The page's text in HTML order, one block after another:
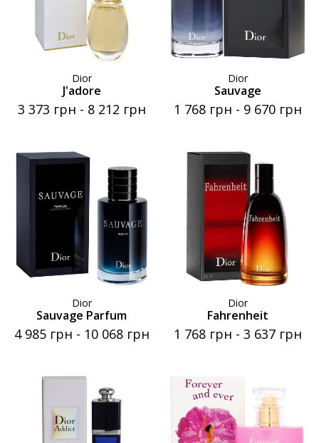
Dior
J'adore
3 373 грн - 8 212 грн
Dior
Sauvage
1 768 грн - 9 670 грн
Dior
Sauvage Parfum
4 985 грн - 10 068 грн
Dior
Fahrenheit
1 768 грн - 3 637 грн